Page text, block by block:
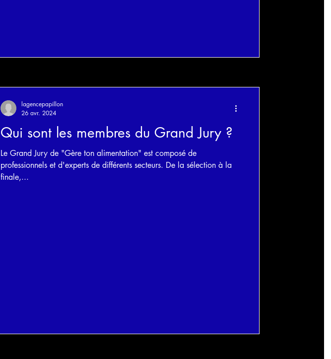
Qui sont les membres du Grand Jury ?
Le Grand Jury de "Gère ton alimentation" est composé de
professionnels et d'experts de différents secteurs. De la sélection à la
finale,...
lagencepapillon
26 avr. 2024